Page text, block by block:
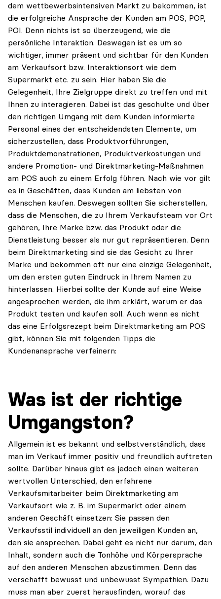
dem wettbewerbsintensiven Markt zu bekommen, ist
die erfolgreiche Ansprache der Kunden am POS, POP,
POI. Denn nichts ist so überzeugend, wie die
persönliche Interaktion. Deswegen ist es um so
wichtiger, immer präsent und sichtbar für den Kunden
am Verkaufsort bzw. Interaktionsort wie dem
Supermarkt etc. zu sein. Hier haben Sie die
Gelegenheit, Ihre Zielgruppe direkt zu treffen und mit
Ihnen zu interagieren. Dabei ist das geschulte und über
den richtigen Umgang mit dem Kunden informierte
Personal eines der entscheidendsten Elemente, um
sicherzustellen, dass Produktvorführungen,
Produktdemonstrationen, Produktverkostungen und
andere Promotion- und Direktmarketing-Maßnahmen
am POS auch zu einem Erfolg führen. Nach wie vor gilt
es in Geschäften, dass Kunden am liebsten von
Menschen kaufen. Deswegen sollten Sie sicherstellen,
dass die Menschen, die zu Ihrem Verkaufsteam vor Ort
gehören, Ihre Marke bzw. das Produkt oder die
Dienstleistung besser als nur gut repräsentieren. Denn
beim Direktmarketing sind sie das Gesicht zu Ihrer
Marke und bekommen oft nur eine einzige Gelegenheit,
um den ersten guten Eindruck in Ihrem Namen zu
hinterlassen. Hierbei sollte der Kunde auf eine Weise
angesprochen werden, die ihm erklärt, warum er das
Produkt testen und kaufen soll. Auch wenn es nicht
das eine Erfolgsrezept beim Direktmarketing am POS
gibt, können Sie mit folgenden Tipps die
Kundenansprache verfeinern:
Was ist der richtige
Umgangston?
Allgemein ist es bekannt und selbstverständlich, dass
man im Verkauf immer positiv und freundlich auftreten
sollte. Darüber hinaus gibt es jedoch einen weiteren
wertvollen Unterschied, den erfahrene
Verkaufsmitarbeiter beim Direktmarketing am
Verkaufsort wie z. B. im Supermarkt oder einem
anderen Geschäft einsetzen: Sie passen den
Verkaufsstil individuell an den jeweiligen Kunden an,
den sie ansprechen. Dabei geht es nicht nur darum, den
Inhalt, sondern auch die Tonhöhe und Körpersprache
auf den anderen Menschen abzustimmen. Denn das
verschafft bewusst und unbewusst Sympathien. Dazu
muss man aber zuerst herausfinden, worauf das